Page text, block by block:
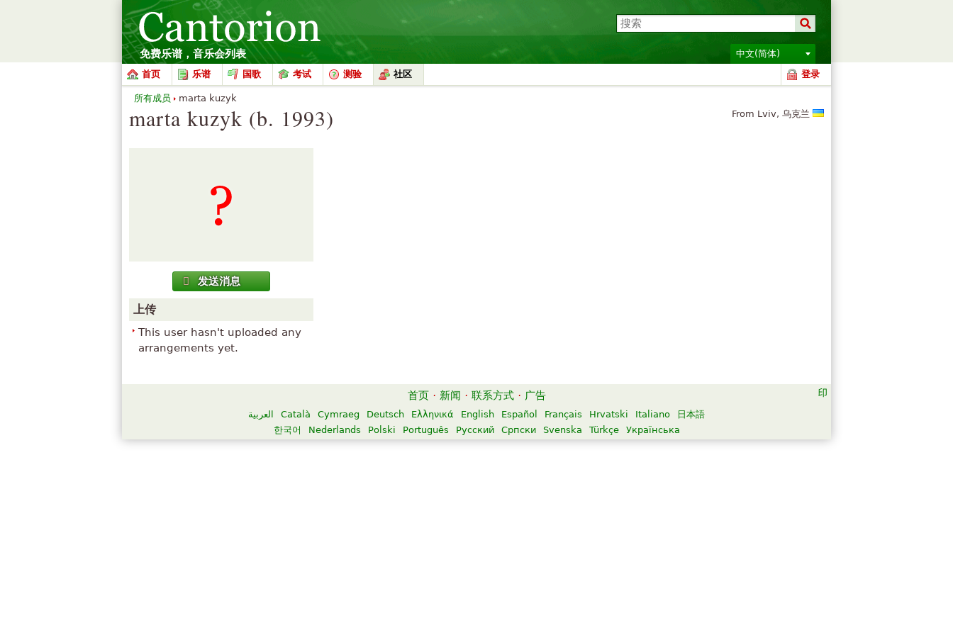
免费乐谱，音乐会列表
中文(简体)
首页
乐谱 国歌 考试 测验 社区 登录
From Lviv, 乌克兰
marta kuzyk (b. 1993)
发送消息
上传
This user hasn't uploaded any
arrangements yet.
所有成员 marta kuzyk
首页 · 新闻 · 联系方式 · 广告
العربية Català Cymraeg Deutsch Ελληνικά English Español Français Hrvatski Italiano
日本語
한국어
Nederlands Polski Português Русский Српски Svenska Türkçe Українська